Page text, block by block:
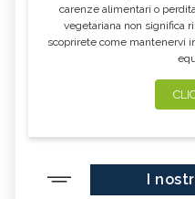
carenze alimentari o
vegetariana non significa
scoprirete come mantenervi
I